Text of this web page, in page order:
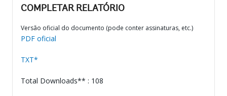
COMPLETAR RELATÓRIO
Versão oficial do documento (pode conter assinaturas, etc.)
PDF oficial
TXT*
Total Downloads** : 108